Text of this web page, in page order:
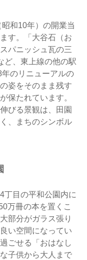
和10年）の開業当
す。「大谷石（お
パニッシュ瓦の三
ど、東上線の他の駅
のリニューアルの
姿をそのまま残す
保たれています。
びる景観は、田園
、まちのシンボル
丁目の平和公園内に
万冊の本を置くこ
部分がガラス張り
い空間になってい
ごせる「おはなし
子供から大人まで